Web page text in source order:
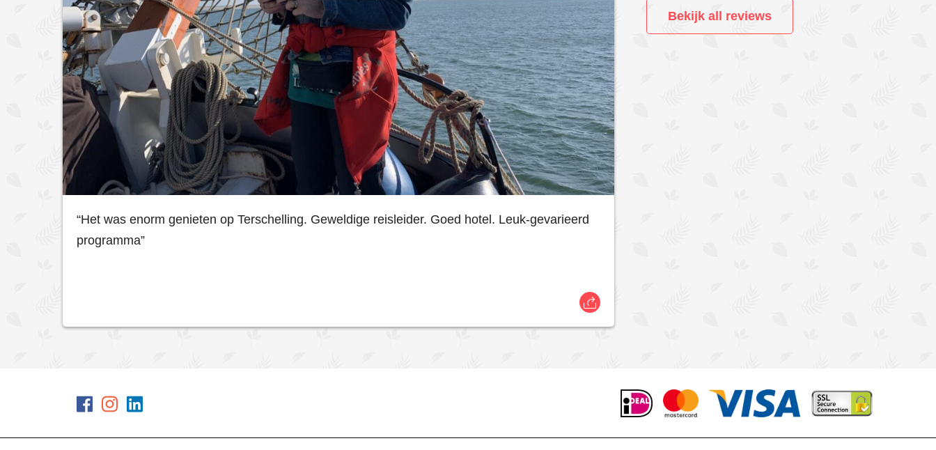
“Het was enorm genieten op Terschelling. Geweldige reisleider. Goed hotel. Leuk-gevarieerd
programma”
Bekijk all reviews